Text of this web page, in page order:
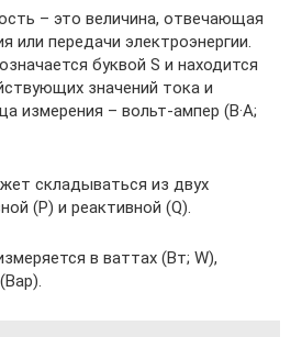
– это величина, отвечающая
или передачи электроэнергии.
буквой S и находится
значений тока и
измерения – вольт-ампер (В·А;
складываться из двух
(P) и реактивной (Q).
в ваттах (Вт; W),